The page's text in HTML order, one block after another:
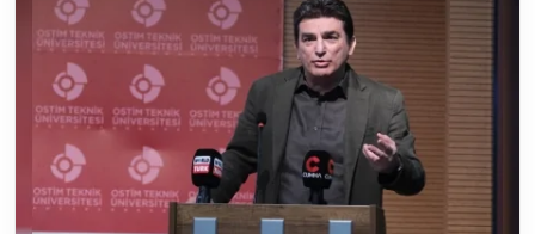
Mülki İdare
Toplum ve Yaşam
Sivil Toplum Kuruluşları
Kamu Kurumları ve Üst Kurullar